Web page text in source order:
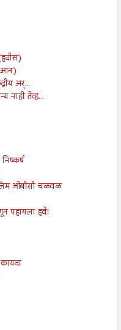
अर्...
नाही तेव्ह...
ओबीसी चळवळ
पहायला हवे!